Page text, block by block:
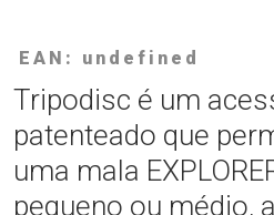
EAN: undefined
Tripodisc é um
patenteado que
uma mala
pequeno ou médio,